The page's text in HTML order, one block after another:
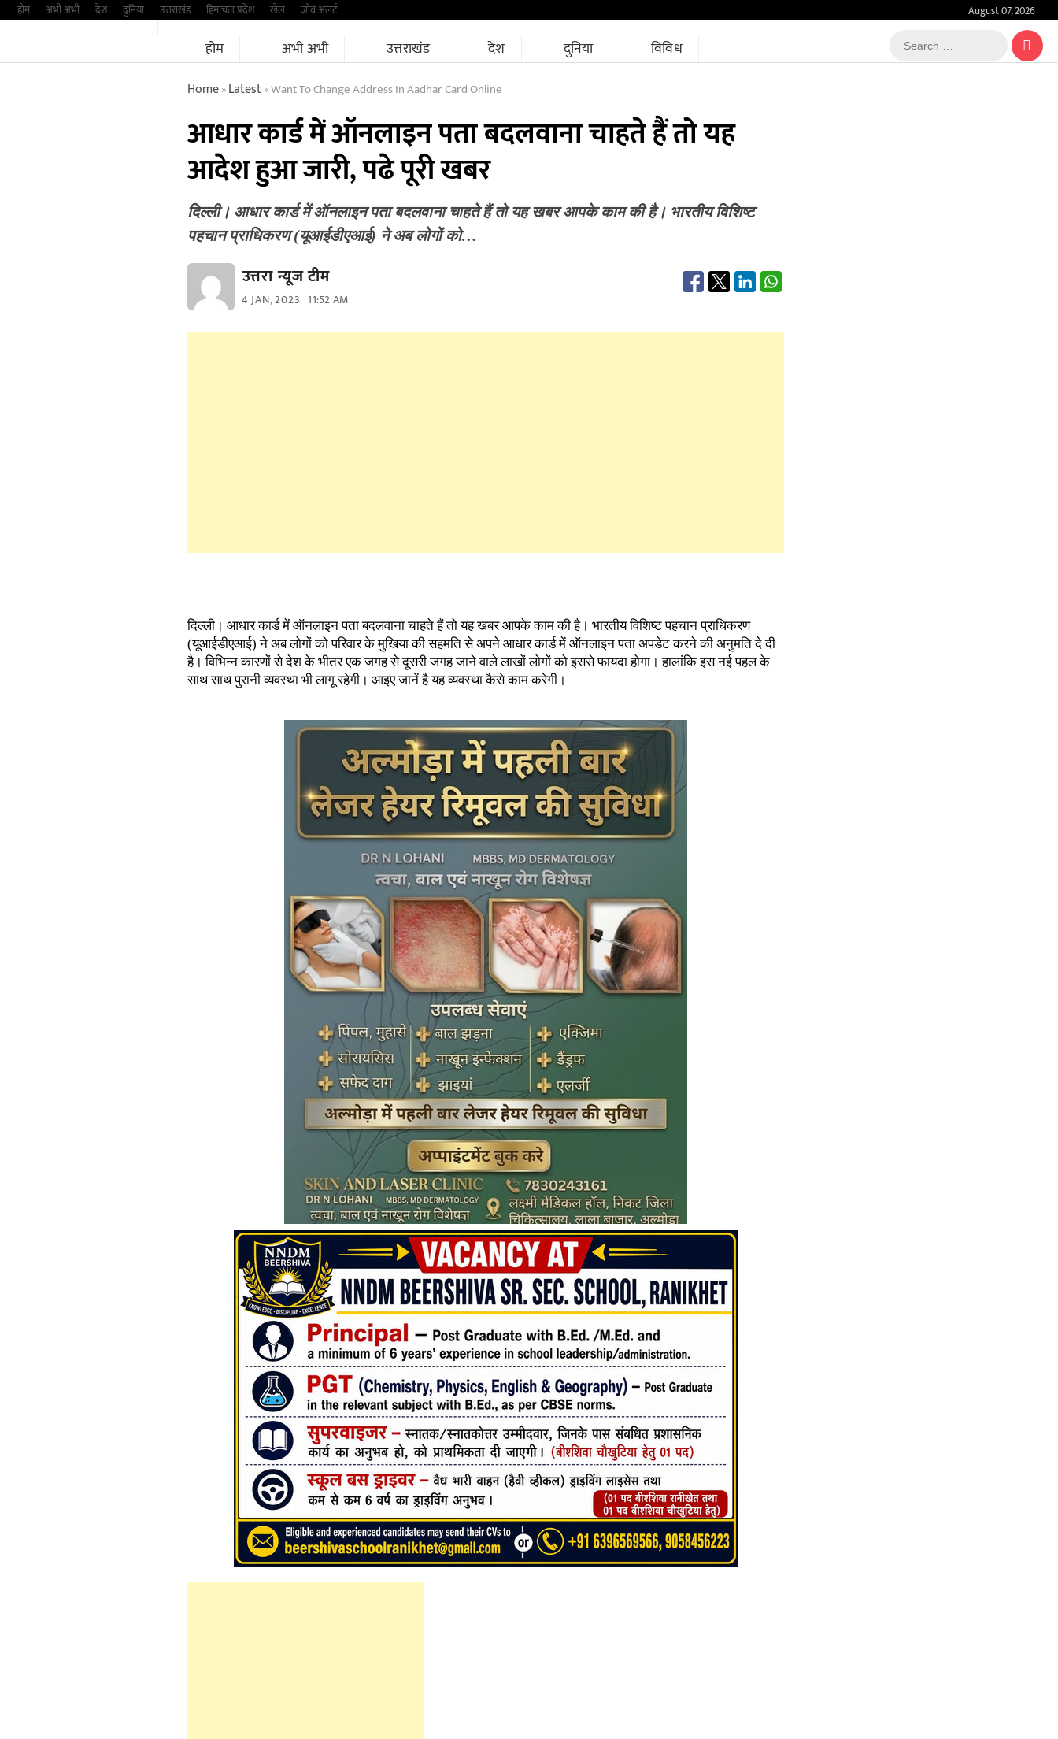
Skipहोम अभी अभी देश दुनिया उत्तराखंड हिमांचल प्रदेश खेल जॉब अलर्ट August 07, 2026
होम अभी अभी उत्तराखंड देश दुनिया विविध
Search
…
Home»Latest»Want To Change Address In Aadhar Card Online
आधार कार्ड में ऑनलाइन पता बदलवाना चाहते हैं तो यह
आदेश हुआ जारी, पढे पूरी खबर
दिल्ली। आधार कार्ड में ऑनलाइन पता बदलवाना चाहते हैं तो यह खबर आपके काम की है। भारतीय विशिष्ट
पहचान प्राधिकरण (यूआईडीएआई) ने अब लोगों को…
उत्तरा न्यूज टीम
4 JAN, 2023 11:52 AM
दिल्ली। आधार कार्ड में ऑनलाइन पता बदलवाना चाहते हैं तो यह खबर आपके काम की है। भारतीय विशिष्ट पहचान प्राधिकरण
(यूआईडीएआई) ने अब लोगों को परिवार के मुखिया की सहमति से अपने आधार कार्ड में ऑनलाइन पता अपडेट करने की अनुमति दे दी
है। विभिन्न कारणों से देश के भीतर एक जगह से दूसरी जगह जाने वाले लाखों लोगों को इससे फायदा होगा। हालांकि इस नई पहल के
साथ साथ पुरानी व्यवस्था भी लागू रहेगी। आइए जानें है यह व्यवस्था कैसे काम करेगी।